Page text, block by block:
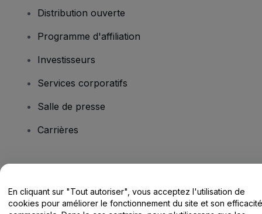
Distribution ouverte
Programme d'affiliation
Investisseurs
Services corporatifs
Salle de presse
Carrières
Centre d'assistance / Nous contacter
En cliquant sur "Tout autoriser", vous acceptez l'utilisation de
cookies pour améliorer le fonctionnement du site et son efficacité